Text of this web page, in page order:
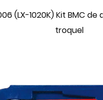
(LX-1020K) Kit BMC
troquel